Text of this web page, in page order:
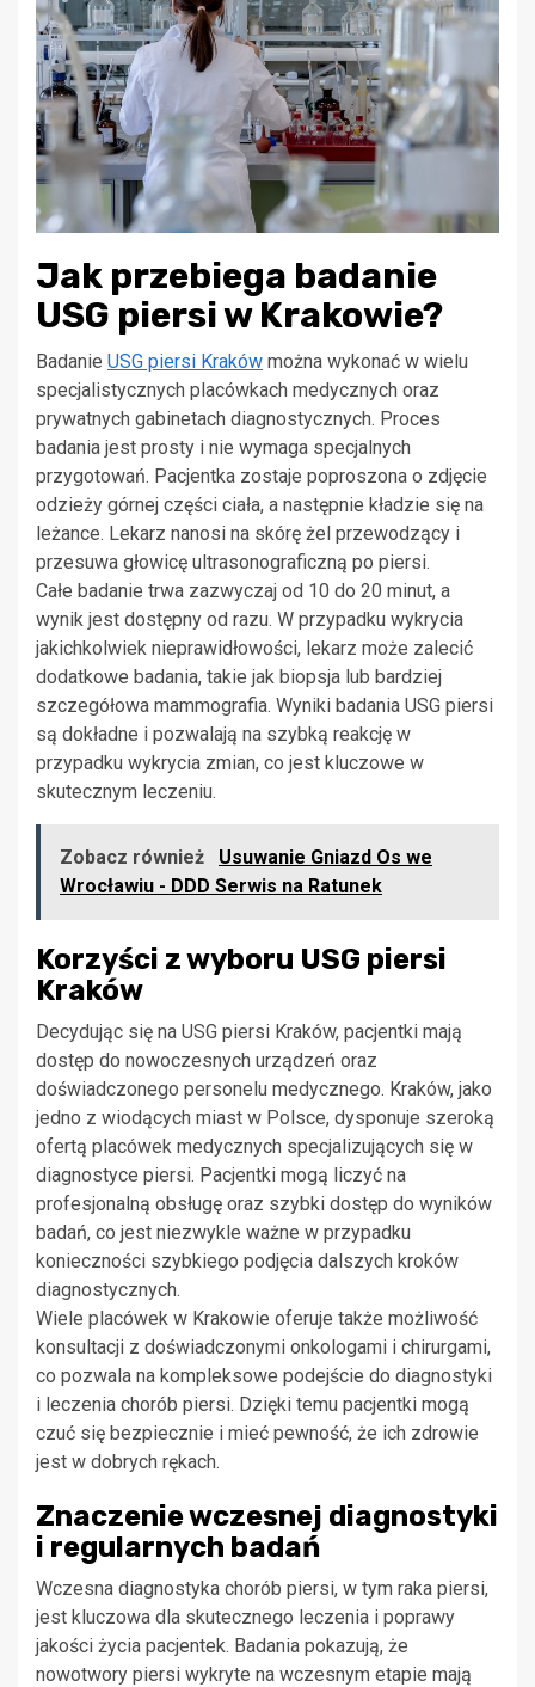
Jak przebiega badanie
USG piersi w Krakowie?
Badanie USG piersi Kraków można wykonać w wielu
specjalistycznych placówkach medycznych oraz
prywatnych gabinetach diagnostycznych. Proces
badania jest prosty i nie wymaga specjalnych
przygotowań. Pacjentka zostaje poproszona o zdjęcie
odzieży górnej części ciała, a następnie kładzie się na
leżance. Lekarz nanosi na skórę żel przewodzący i
przesuwa głowicę ultrasonograficzną po piersi.
Całe badanie trwa zazwyczaj od 10 do 20 minut, a
wynik jest dostępny od razu. W przypadku wykrycia
jakichkolwiek nieprawidłowości, lekarz może zalecić
dodatkowe badania, takie jak biopsja lub bardziej
szczegółowa mammografia. Wyniki badania USG piersi
są dokładne i pozwalają na szybką reakcję w
przypadku wykrycia zmian, co jest kluczowe w
skutecznym leczeniu.
Zobacz również
Usuwanie Gniazd Os we
Wrocławiu - DDD Serwis na Ratunek
Korzyści z wyboru USG piersi
Kraków
Decydując się na USG piersi Kraków, pacjentki mają
dostęp do nowoczesnych urządzeń oraz
doświadczonego personelu medycznego. Kraków, jako
jedno z wiodących miast w Polsce, dysponuje szeroką
ofertą placówek medycznych specjalizujących się w
diagnostyce piersi. Pacjentki mogą liczyć na
profesjonalną obsługę oraz szybki dostęp do wyników
badań, co jest niezwykle ważne w przypadku
konieczności szybkiego podjęcia dalszych kroków
diagnostycznych.
Wiele placówek w Krakowie oferuje także możliwość
konsultacji z doświadczonymi onkologami i chirurgami,
co pozwala na kompleksowe podejście do diagnostyki
i leczenia chorób piersi. Dzięki temu pacjentki mogą
czuć się bezpiecznie i mieć pewność, że ich zdrowie
jest w dobrych rękach.
Znaczenie wczesnej diagnostyki
i regularnych badań
Wczesna diagnostyka chorób piersi, w tym raka piersi,
jest kluczowa dla skutecznego leczenia i poprawy
jakości życia pacjentek. Badania pokazują, że
nowotwory piersi wykryte na wczesnym etapie mają